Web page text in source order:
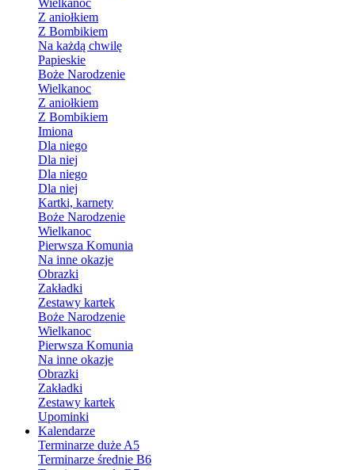
Wielkanoc
Z aniołkiem
Z Bombikiem
Na każdą chwilę
Papieskie
Boże Narodzenie
Wielkanoc
Z aniołkiem
Z Bombikiem
Imiona
Dla niego
Dla niej
Dla niego
Dla niej
Kartki, karnety
Boże Narodzenie
Wielkanoc
Pierwsza Komunia
Na inne okazje
Obrazki
Zakładki
Zestawy kartek
Boże Narodzenie
Wielkanoc
Pierwsza Komunia
Na inne okazje
Obrazki
Zakładki
Zestawy kartek
Upominki
Kalendarze
Terminarze duże A5
Terminarze średnie B6